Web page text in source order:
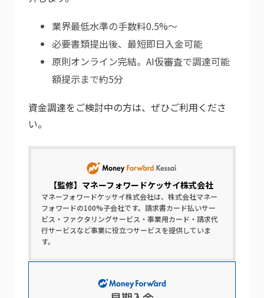
業界最低水準の手数料0.5%～
必要書類提出後、最短即日入金可能
原則オンライン完結。AI仮審査で調達可能
額提示まで約5分
資金調達をご検討中の方は、ぜひご利用くださ
い。
【監修】 マネーフォワードケッサイ株式会社
マネーフォワードケッサイ株式会社は、株式会社マネー
フォワードの100%子会社です。請求書カード払いサー
ビス・ファクタリングサービス・事業用カード・請求代
行サービスなど事業に役立つサービスを提供していま
す。